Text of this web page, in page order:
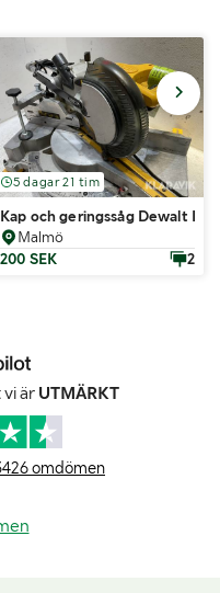
5 dagar 21 tim
Kap och geringssåg Dewalt
Malmö
200 SEK
2
är UTMÄRKT
omdömen